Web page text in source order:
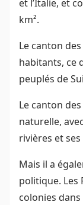
et l’Italie, et
km².
Le canton
habitants, ce
peuplés de
Le canton
naturelle,
rivières et
Mais il a
politique. Les
colonies